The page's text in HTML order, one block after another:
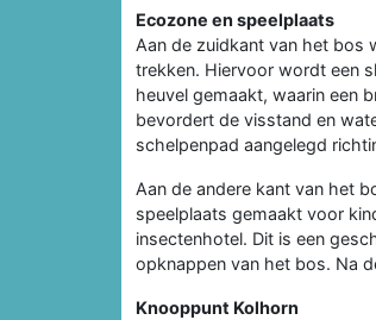
Ecozone en speelplaats
Aan de zuidkant van het bos
trekken. Hiervoor wordt een
heuvel gemaakt, waarin een
bevordert de visstand en
schelpenpad aangelegd
Aan de andere kant van het
speelplaats gemaakt voor
insectenhotel. Dit is een
opknappen van het bos. Na
Knooppunt Kolhorn